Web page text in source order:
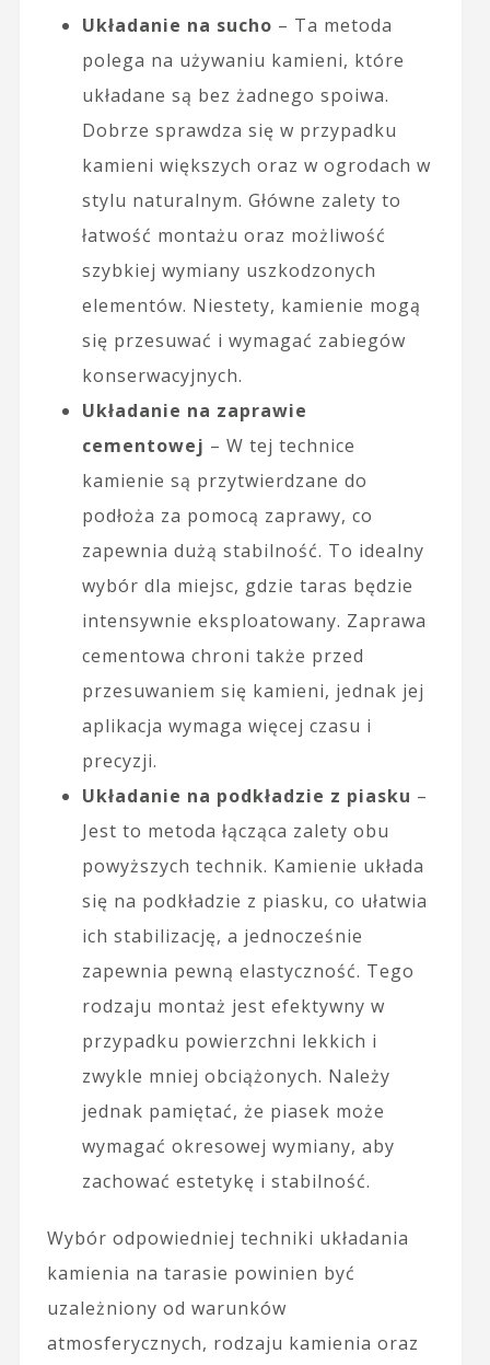
Układanie na sucho – Ta metoda
polega na używaniu kamieni, które
układane są bez żadnego spoiwa.
Dobrze sprawdza się w przypadku
kamieni większych oraz w ogrodach w
stylu naturalnym. Główne zalety to
łatwość montażu oraz możliwość
szybkiej wymiany uszkodzonych
elementów. Niestety, kamienie mogą
się przesuwać i wymagać zabiegów
konserwacyjnych.
Układanie na zaprawie
cementowej – W tej technice
kamienie są przytwierdzane do
podłoża za pomocą zaprawy, co
zapewnia dużą stabilność. To idealny
wybór dla miejsc, gdzie taras będzie
intensywnie eksploatowany. Zaprawa
cementowa chroni także przed
przesuwaniem się kamieni, jednak jej
aplikacja wymaga więcej czasu i
precyzji.
Układanie na podkładzie z piasku –
Jest to metoda łącząca zalety obu
powyższych technik. Kamienie układa
się na podkładzie z piasku, co ułatwia
ich stabilizację, a jednocześnie
zapewnia pewną elastyczność. Tego
rodzaju montaż jest efektywny w
przypadku powierzchni lekkich i
zwykle mniej obciążonych. Należy
jednak pamiętać, że piasek może
wymagać okresowej wymiany, aby
zachować estetykę i stabilność.
Wybór odpowiedniej techniki układania
kamienia na tarasie powinien być
uzależniony od warunków
atmosferycznych, rodzaju kamienia oraz